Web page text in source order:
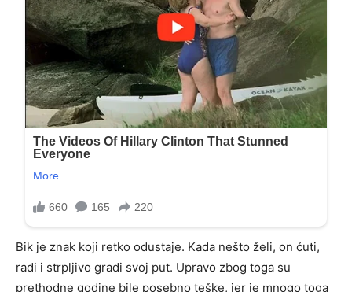
Bik je znak koji retko odustaje. Kada nešto želi, on ćuti,
radi i strpljivo gradi svoj put. Upravo zbog toga su
prethodne godine bile posebno teške, jer je mnogo toga